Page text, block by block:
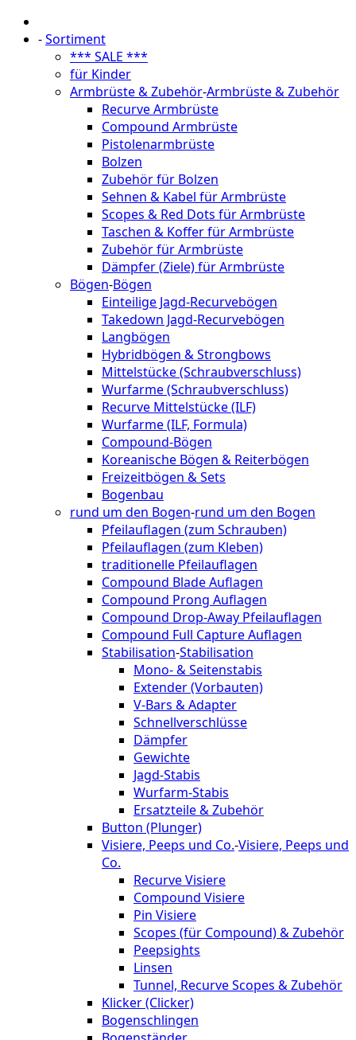
-Sortiment
*** SALE ***
für Kinder
Armbrüste & Zubehör-Armbrüste & Zubehör
Recurve Armbrüste
Compound Armbrüste
Pistolenarmbrüste
Bolzen
Zubehör für Bolzen
Sehnen & Kabel für Armbrüste
Scopes & Red Dots für Armbrüste
Taschen & Koffer für Armbrüste
Zubehör für Armbrüste
Dämpfer (Ziele) für Armbrüste
Bögen-Bögen
Einteilige Jagd-Recurvebögen
Takedown Jagd-Recurvebögen
Langbögen
Hybridbögen & Strongbows
Mittelstücke (Schraubverschluss)
Wurfarme (Schraubverschluss)
Recurve Mittelstücke (ILF)
Wurfarme (ILF, Formula)
Compound-Bögen
Koreanische Bögen & Reiterbögen
Freizeitbögen & Sets
Bogenbau
rund um den Bogen-rund um den Bogen
Pfeilauflagen (zum Schrauben)
Pfeilauflagen (zum Kleben)
traditionelle Pfeilauflagen
Compound Blade Auflagen
Compound Prong Auflagen
Compound Drop-Away Pfeilauflagen
Compound Full Capture Auflagen
Stabilisation-Stabilisation
Mono- & Seitenstabis
Extender (Vorbauten)
V-Bars & Adapter
Schnellverschlüsse
Dämpfer
Gewichte
Jagd-Stabis
Wurfarm-Stabis
Ersatzteile & Zubehör
Button (Plunger)
Visiere, Peeps und Co.-Visiere, Peeps und
Co.
Recurve Visiere
Compound Visiere
Pin Visiere
Scopes (für Compound) & Zubehör
Peepsights
Linsen
Tunnel, Recurve Scopes & Zubehör
Klicker (Clicker)
Bogenschlingen